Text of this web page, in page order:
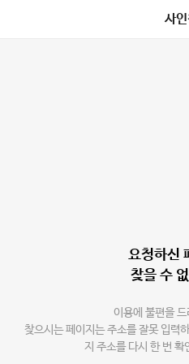
사
요청하신
찾을 수
이용에 불편을
찾으시는 페이지는 주소를 잘못 입력
지 주소를 다시 한 번 확